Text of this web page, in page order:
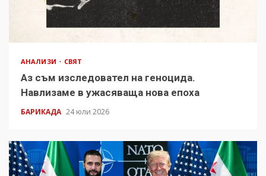
АНАЛИЗИ СВЯТ
Аз съм изследовател на геноцида.
Навлизаме в ужасяваща нова епоха
БАРИКАДА 24 юли 2026